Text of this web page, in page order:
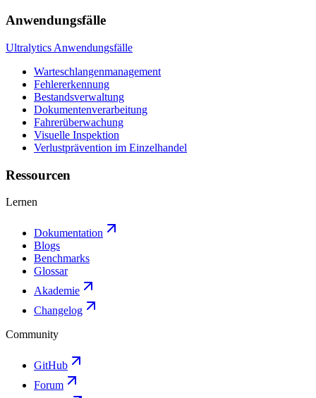
Anwendungsfälle
Ultralytics Anwendungsfälle
Warteschlangenmanagement
Fehlererkennung
Bestandsverwaltung
Dokumentenverarbeitung
Fahrerüberwachung
Visuelle Inspektion
Verlustprävention im Einzelhandel
Ressourcen
Lernen
Dokumentation
Blogs
Benchmarks
Glossar
Akademie
Changelog
Community
GitHub
Forum